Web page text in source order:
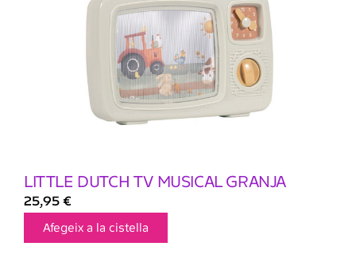
LITTLE DUTCH TV MUSICAL GRANJA
25,95 €
Afegeix a la cistella